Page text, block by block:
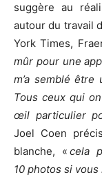
suggère au
autour du travail
York Times,
mûr pour une
m’a semblé être
Tous ceux qui
œil particulier
Joel Coen
blanche, « cela
10 photos si